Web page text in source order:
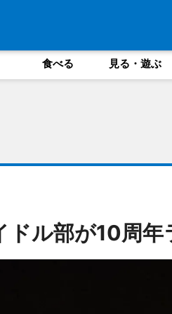
食べる 見る・遊ぶ
ドル部が10周年